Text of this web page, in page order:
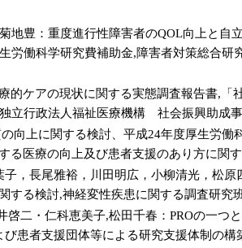
地豊：重度進行性障害者のQOL向上と自
労働科学研究費補助金,障害者対策総合研
的ケアの現状に関する実態調査報告書,「
立行政法人福祉医療機構 社会振興助成
向上に関する検討、平成24年度厚生労
医療の向上及び患者支援のあり方に関
，長尾雅裕，川田明広，小柳清光，松
する検討,神経変性疾患に関する調査研究
二・仁科恵美子,松田千春：PROの一つ
患者支援団体等による研究支援体制の構